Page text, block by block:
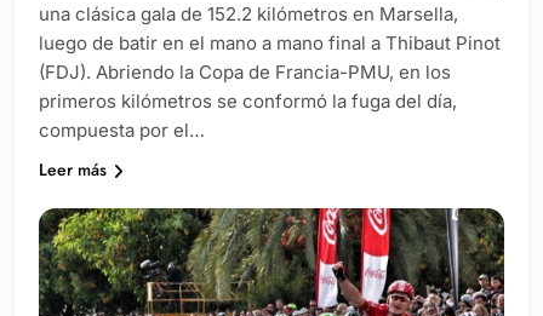
una clásica gala de 152.2 kilómetros en Marsella,
luego de batir en el mano a mano final a Thibaut Pinot
(FDJ). Abriendo la Copa de Francia-PMU, en los
primeros kilómetros se conformó la fuga del día,
compuesta por el…
Leer más